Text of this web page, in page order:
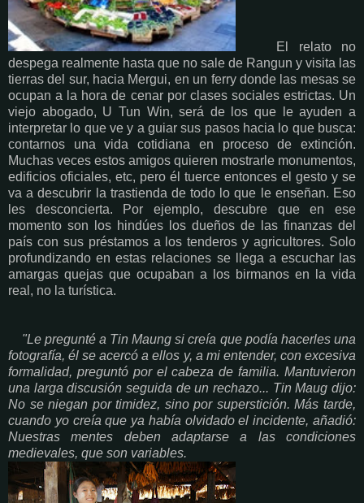
El relato no
despega realmente hasta que no sale de Rangun y visita las
tierras del sur, hacia Mergui, en un ferry donde las mesas se
ocupan a la hora de cenar por clases sociales estrictas. Un
viejo abogado, U Tun Win, será de los que le ayuden a
interpretar lo que ve y a guiar sus pasos hacia lo que busca:
contarnos una vida cotidiana en proceso de extinción.
Muchas veces estos amigos quieren mostrarle monumentos,
edificios oficiales, etc, pero él tuerce entonces el gesto y se
va a descubrir la trastienda de todo lo que le enseñan. Eso
les desconcierta. Por ejemplo, descubre que en ese
momento son los hindúes los dueños de las finanzas del
país con sus préstamos a los tenderos y agricultores. Solo
profundizando en estas relaciones se llega a escuchar las
amargas quejas que ocupaban a los birmanos en la vida
real, no la turística.
"Le pregunté a Tin Maung si creía que podía hacerles una
fotografía, él se acercó a ellos y, a mi entender, con excesiva
formalidad, preguntó por el cabeza de familia. Mantuvieron
una larga discusión seguida de un rechazo... Tin Maug dijo:
No se niegan por timidez, sino por superstición. Más tarde,
cuando yo creía que ya había olvidado el incidente, añadió:
Nuestras mentes deben adaptarse a las condiciones
medievales, que son variables.